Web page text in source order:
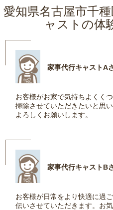
愛知県名古屋市千
ャストの体
家事代行キャストA
お客様がお家で気持ちよくく
掃除させていただきたいと思
よろしくお願いします。
家事代行キャストB
お客様が日常をより快適に過
伝いさせていただきます。お